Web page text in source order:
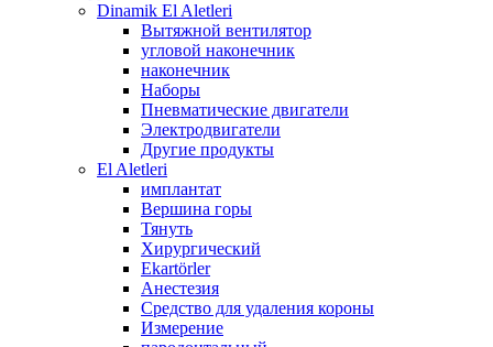
Dinamik El Aletleri
Вытяжной вентилятор
угловой наконечник
наконечник
Наборы
Пневматические двигатели
Электродвигатели
Другие продукты
El Aletleri
имплантат
Вершина горы
Тянуть
Хирургический
Ekartörler
Анестезия
Средство для удаления короны
Измерение